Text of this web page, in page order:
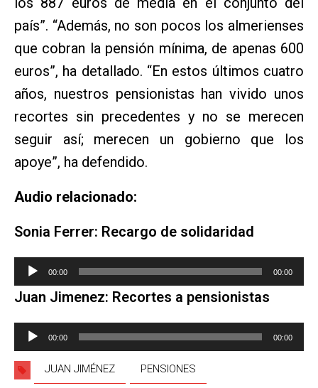
país”. “Además, no son pocos los almerienses
que cobran la pensión mínima, de apenas 600
euros”, ha detallado. “En estos últimos cuatro
años, nuestros pensionistas han vivido unos
recortes sin precedentes y no se merecen
seguir así; merecen un gobierno que los
apoye”, ha defendido.
Audio relacionado:
Sonia Ferrer: Recargo de solidaridad
Reproductor
audio
00:00 00:00
Juan Jimenez: Recortes a pensionistas
Reproductor
audio
00:00 00:00
JUAN JIMÉNEZ PENSIONES